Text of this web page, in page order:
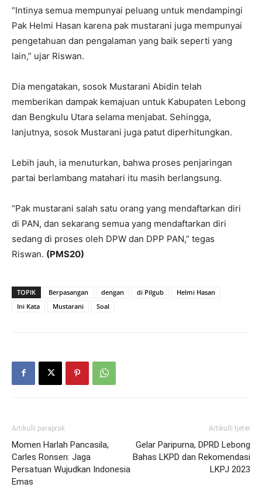
“Intinya semua mempunyai peluang untuk mendampingi
Pak Helmi Hasan karena pak mustarani juga mempunyai
pengetahuan dan pengalaman yang baik seperti yang
lain,” ujar Riswan.
Dia mengatakan, sosok Mustarani Abidin telah
memberikan dampak kemajuan untuk Kabupaten Lebong
dan Bengkulu Utara selama menjabat. Sehingga,
lanjutnya, sosok Mustarani juga patut diperhitungkan.
Lebih jauh, ia menuturkan, bahwa proses penjaringan
partai berlambang matahari itu masih berlangsung.
“Pak mustarani salah satu orang yang mendaftarkan diri
di PAN, dan sekarang semua yang mendaftarkan diri
sedang di proses oleh DPW dan DPP PAN,” tegas
Riswan. (PMS20)
TOPIK Berpasangan dengan di Pilgub
Helmi Hasan
Ini Kata
Mustarani Soal
Artikulli paraprak
Momen Harlah Pancasila,
Carles Ronsen: Jaga
Persatuan Wujudkan Indonesia
Emas
Artikulli tjetër
Gelar Paripurna, DPRD Lebong
Bahas LKPD dan Rekomendasi
LKPJ 2023